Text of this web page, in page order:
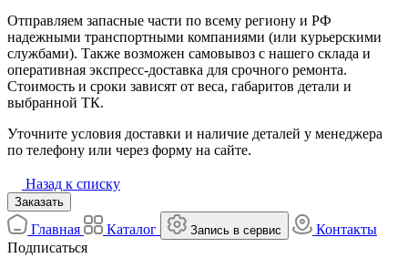
Отправляем запасные части по всему региону и РФ
надежными транспортными компаниями (или курьерскими
службами). Также возможен самовывоз с нашего склада и
оперативная экспресс-доставка для срочного ремонта.
Стоимость и сроки зависят от веса, габаритов детали и
выбранной ТК.
Уточните условия доставки и наличие деталей у менеджера
по телефону или через форму на сайте.
Назад к списку
Заказать
Главная Каталог Запись в сервис
Контакты
Подписаться